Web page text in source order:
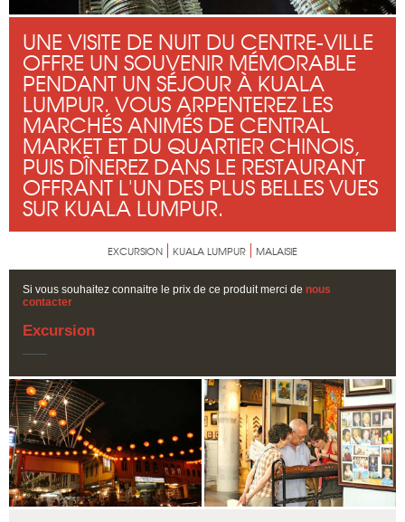
UNE VISITE DE NUIT DU CENTRE-VILLE
OFFRE UN SOUVENIR MÉMORABLE
PENDANT UN SÉJOUR À KUALA
LUMPUR. VOUS ARPENTEREZ LES
MARCHÉS ANIMÉS DE CENTRAL
MARKET ET DU QUARTIER CHINOIS,
PUIS DÎNEREZ DANS LE RESTAURANT
OFFRANT L'UN DES PLUS BELLES VUES
SUR KUALA LUMPUR.
EXCURSION KUALA LUMPUR MALAISIE
Si vous souhaitez connaitre le prix de ce produit merci de nous
contacter
Excursion